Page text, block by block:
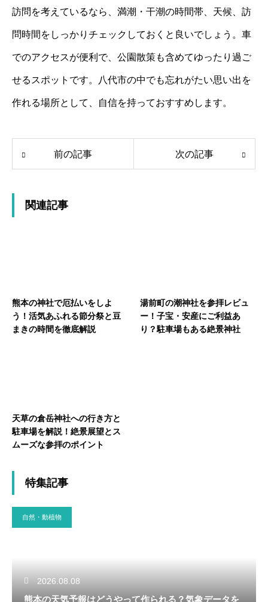
訪問を考えているなら、満潮・干潮の時間帯、天候、訪
問時間をしっかりチェックしておくと良いでしょう。車
でのアクセスが便利で、公園散策も含めてゆったり過ご
せるスポットです。八代市の中でも忘れがたい思い出を
作れる場所として、自信を持っておすすめします。
前の記事 次の記事
関連記事
熊本の神社で厄払いをしよ
う！活気あふれる節分祭と豆
まきの時間を徹底解説
湯前町の潮神社を参拝レビュ
ー！子宝・安産にご利益あ
り？駐車場もある絶景神社
天草の倉岳神社への行き方と
駐車場を解説！絶景展望とス
ムーズな参拝のポイント
特集記事
自然・動植物
2026.08.08
熊本の天気予報はどうやって作られる？気象データを